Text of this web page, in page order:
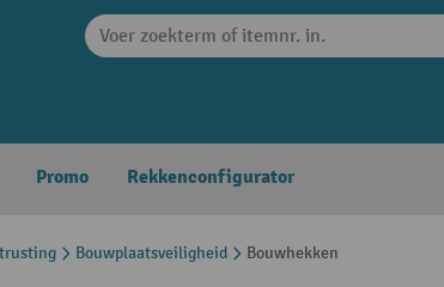
Promo Rekkenconfigurator
Bouwplaatsveiligheid Bouwhekken